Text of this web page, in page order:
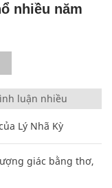
nhiều năm
luận nhiều
Lý Nhã Kỳ
giác bằng thơ,